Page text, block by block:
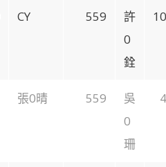
CY 559
許
0
銓
張0晴 559
吳
0
珊